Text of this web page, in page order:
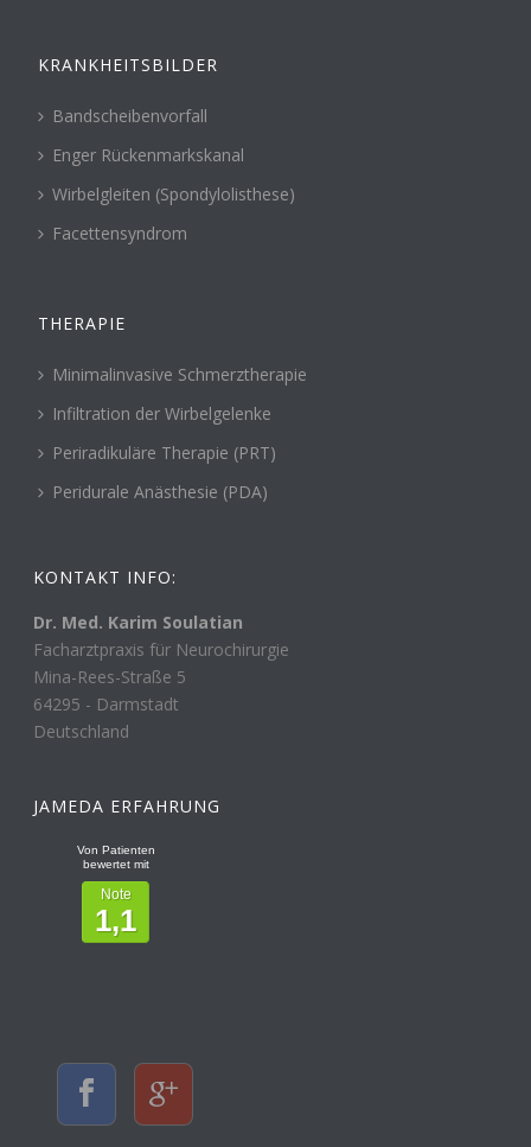
KRANKHEITSBILDER
Bandscheibenvorfall
Enger Rückenmarkskanal
Wirbelgleiten (Spondylolisthese)
Facettensyndrom
THERAPIE
Minimalinvasive Schmerztherapie
Infiltration der Wirbelgelenke
Periradikuläre Therapie (PRT)
Peridurale Anästhesie (PDA)
KONTAKT INFO:
Dr. Med. Karim Soulatian
Facharztpraxis für Neurochirurgie
Mina-Rees-Straße 5
64295 - Darmstadt
Deutschland
JAMEDA ERFAHRUNG
Von Patienten
bewertet mit
Note
1,1